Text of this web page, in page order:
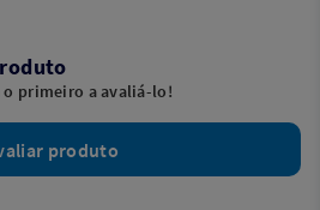
o primeiro a avaliá-lo!
produto